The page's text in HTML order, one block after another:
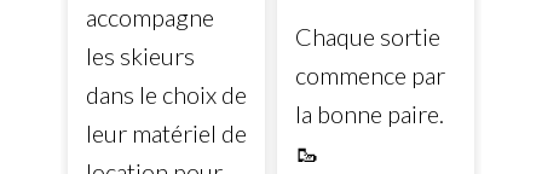
accompagne
les skieurs
dans le choix de
leur matériel de
Chaque sortie
commence par
la bonne paire.
🥾